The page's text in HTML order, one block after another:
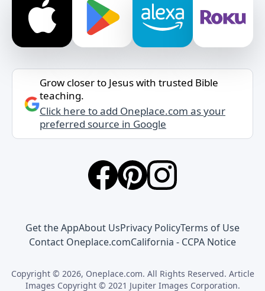
Grow closer to Jesus with trusted Bible
teaching.
Click here to add Oneplace.com as your
preferred source in Google
Get the AppAbout UsPrivacy PolicyTerms of Use
Contact Oneplace.comCalifornia - CCPA Notice
Copyright © 2026, Oneplace.com. All Rights Reserved. Article
Images Copyright © 2021 Jupiter Images Corporation.